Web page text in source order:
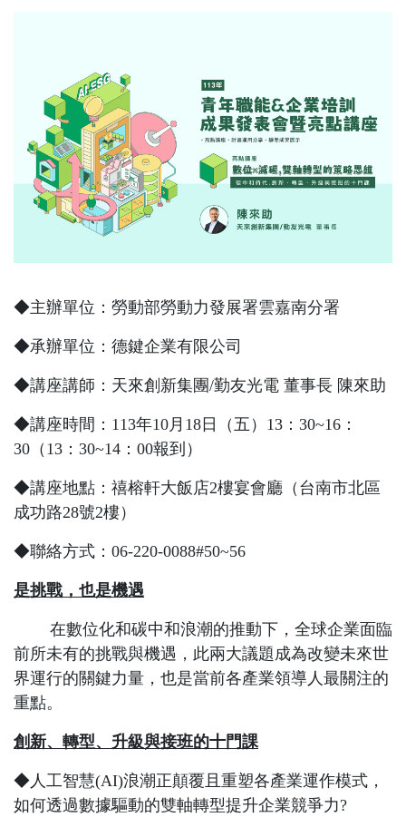
◆主辦單位：勞動部勞動力發展署雲嘉南分署
◆承辦單位：德鍵企業有限公司
◆講座講師：天來創新集團/勤友光電 董事長 陳來助
◆講座時間： 113年10月18日（五） 13 ： 30~16 ：
30 （ 13 ： 30~14 ： 00報到）
◆講座地點：禧榕軒大飯店2樓宴會廳（台南市北區
成功路28號2樓）
◆聯絡方式： 06-220-0088#50~56
是挑戰，也是機遇
在數位化和碳中和浪潮的推動下，全球企業面臨
前所未有的挑戰與機遇，此兩大議題成為改變未來世
界運行的關鍵力量，也是當前各產業領導人最關注的
重點。
創新、轉型、升級與接班的十門課
◆人工智慧(AI)浪潮正顛覆且重塑各產業運作模式，
如何透過數據驅動的雙軸轉型提升企業競爭力?